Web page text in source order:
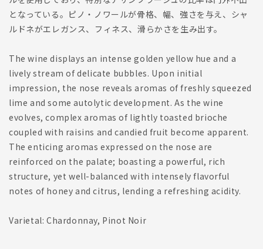
となっている。ピノ・ノワールが骨格、幅、強さを与え、シャ
ルドネがエレガンス、フィネス、滑らかさを生み出す。
The wine displays an intense golden yellow hue and a
lively stream of delicate bubbles. Upon initial
impression, the nose reveals aromas of freshly squeezed
lime and some autolytic development. As the wine
evolves, complex aromas of lightly toasted brioche
coupled with raisins and candied fruit become apparent.
The enticing aromas expressed on the nose are
reinforced on the palate; boasting a powerful, rich
structure, yet well-balanced with intensely flavorful
notes of honey and citrus, lending a refreshing acidity.
Varietal: Chardonnay, Pinot Noir